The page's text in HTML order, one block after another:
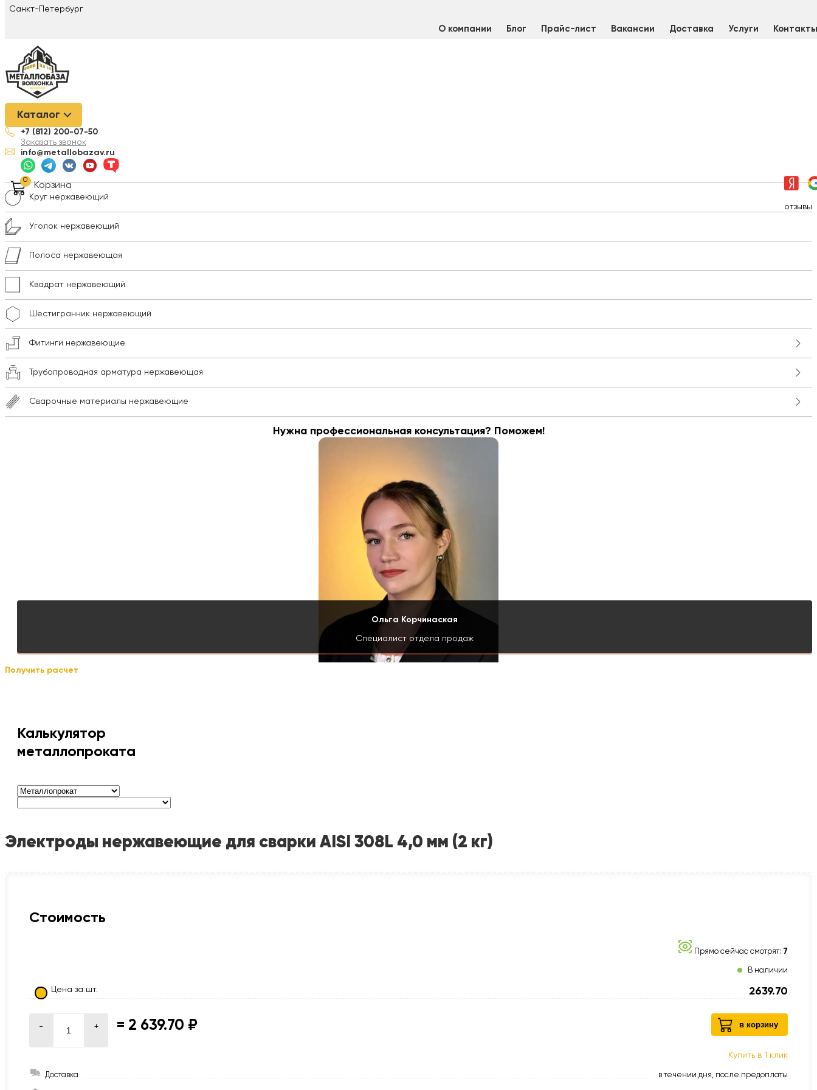
Санкт-Петербург
О компании Блог Прайс-лист Вакансии Доставка Услуги Контакты
Каталог
+7 (812) 200-07-50
Заказать звонок
info@metallobazav.ru
Корзина
0
отзывы
Металлобаза Волхонка
Лист нержавеющий
Трубы нержавеющие
Круг нержавеющий
Уголок нержавеющий
Полоса нержавеющая
Квадрат нержавеющий
Шестигранник нержавеющий
Фитинги нержавеющие
Трубопроводная арматура нержавеющая
Сварочные материалы нержавеющие
Нужна профессиональная консультация? Поможем!
Ольга Корчинаская
Специалист отдела продаж
Получить расчет
Калькулятор
металлопроката
Электроды нержавеющие для сварки AISI 308L 4,0 мм (2 кг)
Стоимость
Прямо сейчас смотрят: 7
В наличии
Цена за шт. 2639.70
- + = 2 639.70 ₽ в корзину
Купить в 1 клик
Доставка в течении дня, после предоплаты